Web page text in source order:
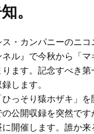
。
・カンパニーのニ
ネル』で今秋から「
ります。記念すべき
します。
ひっそり猿ホザキ」
公開収録を突然で
開催します。誰か